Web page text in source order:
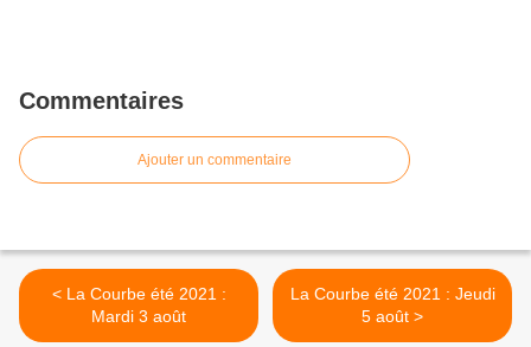
Commentaires
Ajouter un commentaire
< La Courbe été 2021 :
Mardi 3 août
La Courbe été 2021 : Jeudi
5 août >